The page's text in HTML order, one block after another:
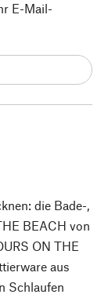
die Bade-,
BEACH von
ON THE
aus
Schlaufen
E-Mail-